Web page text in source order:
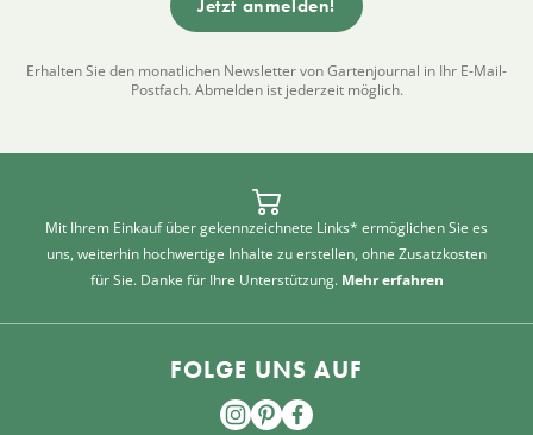
Erhalten Sie den monatlichen Newsletter von Gartenjournal in Ihr E-Mail-
Postfach. Abmelden ist jederzeit möglich.
Mit Ihrem Einkauf über gekennzeichnete Links* ermöglichen Sie es
uns, weiterhin hochwertige Inhalte zu erstellen, ohne Zusatzkosten
für Sie. Danke für Ihre Unterstützung. Mehr erfahren
FOLGE UNS AUF